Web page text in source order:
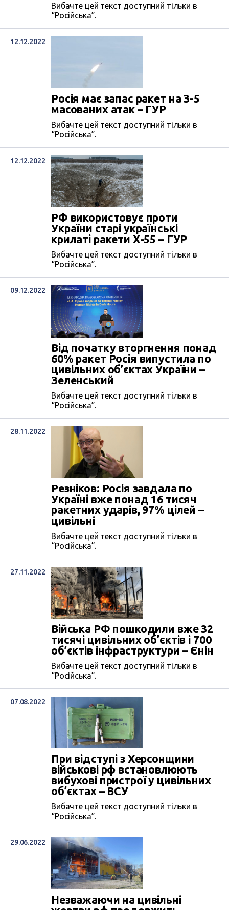
Вибачте цей текст доступний тільки в
“Російська”.
12.12.2022
Росія має запас ракет на 3-5
масованих атак – ГУР
Вибачте цей текст доступний тільки в
“Російська”.
12.12.2022
РФ використовує проти
України старі українські
крилаті ракети Х-55 – ГУР
Вибачте цей текст доступний тільки в
“Російська”.
09.12.2022
Від початку вторгнення понад
60% ракет Росія випустила по
цивільних об’єктах України –
Зеленський
Вибачте цей текст доступний тільки в
“Російська”.
28.11.2022
Резніков: Росія завдала по
Україні вже понад 16 тисяч
ракетних ударів, 97% цілей –
цивільні
Вибачте цей текст доступний тільки в
“Російська”.
27.11.2022
Війська РФ пошкодили вже 32
тисячі цивільних об’єктів і 700
об’єктів інфраструктури – Єнін
Вибачте цей текст доступний тільки в
“Російська”.
07.08.2022
При відступі з Херсонщини
військові рф встановлюють
вибухові пристрої у цивільних
об’єктах – ВСУ
Вибачте цей текст доступний тільки в
“Російська”.
29.06.2022
Незважаючи на цивільні